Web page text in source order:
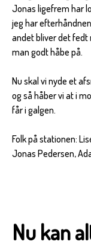
Jonas ligefrem har
jeg har
andet bliver det fedt
man godt håbe på.
Nu skal vi nyde et
og så håber vi at i
får i galgen.
Folk på stationen:
Jonas Pedersen,
Nu kan